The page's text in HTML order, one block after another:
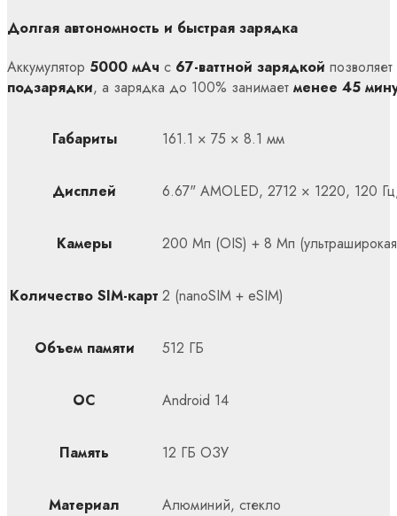
Долгая автономность и быстрая зарядка
Аккумулятор 5000 мАч с 67-ваттной зарядкой позволяет
подзарядки, а зарядка до 100% занимает менее 45
Габариты 161.1 × 75 × 8.1 мм
Дисплей 6.67" AMOLED, 2712 × 1220, 120
Камеры 200 Мп (OIS) + 8 Мп
Количество SIM-карт 2 (nanoSIM + eSIM)
Объем памяти 512 ГБ
ОС Android 14
Память 12 ГБ ОЗУ
Материал Алюминий, стекло